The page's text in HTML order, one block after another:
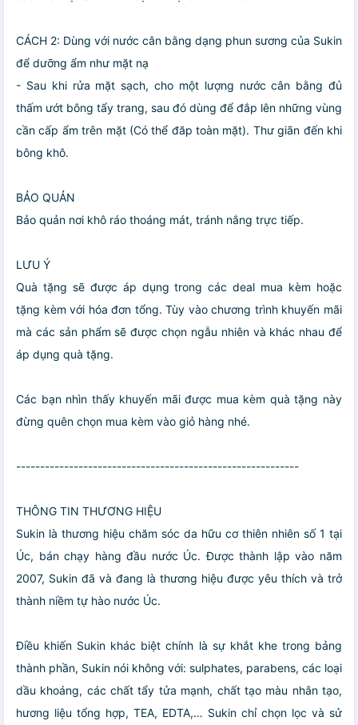
CÁCH 2: Dùng với nước cân bằng dạng phun sương của Sukin
để dưỡng ẩm như mặt nạ
- Sau khi rửa mặt sạch, cho một lượng nước cân bằng đủ
thấm ướt bông tẩy trang, sau đó dùng để đắp lên những vùng
cần cấp ẩm trên mặt (Có thể đăp toàn mặt). Thư giãn đến khi
bông khô.
BẢO QUẢN
Bảo quản nơi khô ráo thoáng mát, tránh nắng trực tiếp.
LƯU Ý
Quà tặng sẽ được áp dụng trong các deal mua kèm hoặc
tặng kèm với hóa đơn tổng. Tùy vào chương trình khuyến mãi
mà các sản phẩm sẽ được chọn ngẫu nhiên và khác nhau để
áp dụng quà tặng.
Các bạn nhìn thấy khuyến mãi được mua kèm quà tặng này
đừng quên chọn mua kèm vào giỏ hàng nhé.
-----------------------------------------------------------
THÔNG TIN THƯƠNG HIỆU
Sukin là thương hiệu chăm sóc da hữu cơ thiên nhiên số 1 tại
Úc, bán chạy hàng đầu nước Úc. Được thành lập vào năm
2007, Sukin đã và đang là thương hiệu được yêu thích và trở
thành niềm tự hào nước Úc.
Điều khiến Sukin khác biệt chính là sự khắt khe trong bảng
thành phần, Sukin nói không với: sulphates, parabens, các loại
dầu khoáng, các chất tẩy tửa mạnh, chất tạo màu nhân tạo,
hương liệu tổng hợp, TEA, EDTA,… Sukin chỉ chọn lọc và sử